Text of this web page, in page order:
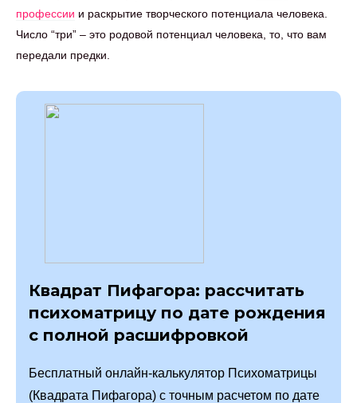
профессии и раскрытие творческого потенциала человека.
Число “три” – это родовой потенциал человека, то, что вам
передали предки.
Квадрат Пифагора: рассчитать
психоматрицу по дате рождения
с полной расшифровкой
Бесплатный онлайн-калькулятор Психоматрицы
(Квадрата Пифагора) с точным расчетом по дате